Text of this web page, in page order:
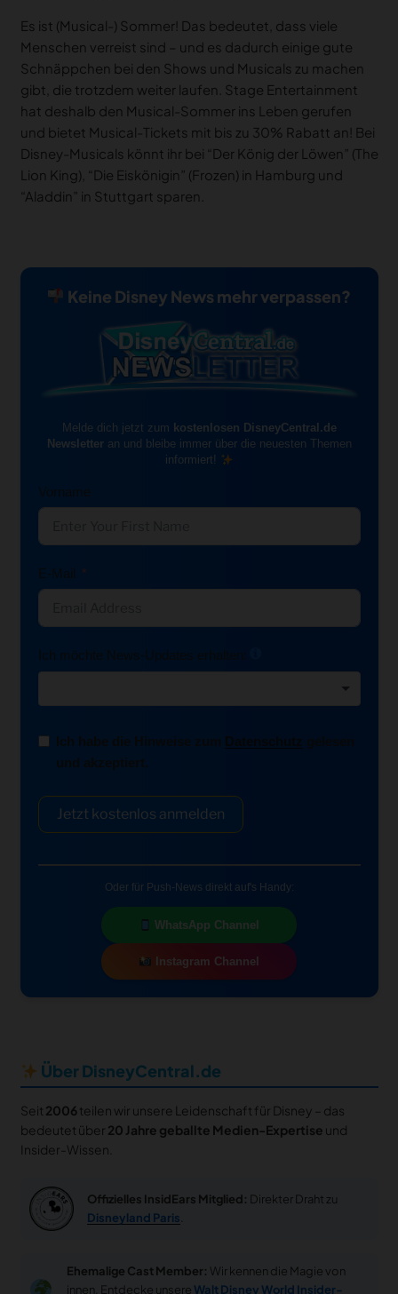
Es ist (Musical-) Sommer! Das bedeutet, dass viele
Menschen verreist sind – und es dadurch einige gute
Schnäppchen bei den Shows und Musicals zu machen
gibt, die trotzdem weiter laufen. Stage Entertainment
hat deshalb den Musical-Sommer ins Leben gerufen
und bietet Musical-Tickets mit bis zu 30% Rabatt an! Bei
Disney-Musicals könnt ihr bei “Der König der Löwen” (The
Lion King), “Die Eiskönigin” (Frozen) in Hamburg und
“Aladdin” in Stuttgart sparen.
Keine Disney News mehr verpassen?
Melde dich jetzt zum kostenlosen DisneyCentral.de
Newsletteran und bleibe immer über die neuesten Themen
informiert!
Vorname
E-Mail
Ich möchte News-Updates erhalten:
Ich habe die Hinweise zum Datenschutz
und akzeptiert.
Jetzt kostenlos anmelden
Oder für Push-News direkt auf's Handy:
WhatsApp Channel
Instagram Channel
Über DisneyCentral.de
Seit 2006teilen wir unsere Leidenschaft für Disney – das
bedeutet über 20 Jahre geballte Medien-Expertise und
Insider-Wissen.
Offizielles InsidEars Mitglied: Direkter Draht zu
Disneyland Paris
Ehemalige Cast Member: Wir kennen die Magie von
innen. Entdecke unsere Walt Disney World Insider-